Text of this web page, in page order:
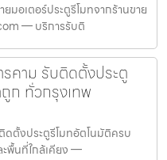
ยมอเตอร์ประตูรีโมทจากร้านขาย
— บริการรับติ
คาม รับติดตั้งประตู
ก ทั่วกรุงเทพ
ตั้งประตูรีโมทอัตโนมัติครบ
พื้นที่ใกล้เคียง —